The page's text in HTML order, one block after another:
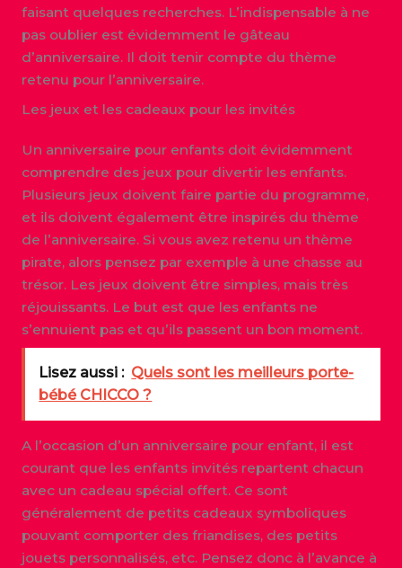
faisant quelques recherches. L’indispensable à ne
pas oublier est évidemment le gâteau
d’anniversaire. Il doit tenir compte du thème
retenu pour l’anniversaire.
Les jeux et les cadeaux pour les invités
Un anniversaire pour enfants doit évidemment
comprendre des jeux pour divertir les enfants.
Plusieurs jeux doivent faire partie du programme,
et ils doivent également être inspirés du thème
de l’anniversaire. Si vous avez retenu un thème
pirate, alors pensez par exemple à une chasse au
trésor. Les jeux doivent être simples, mais très
réjouissants. Le but est que les enfants ne
s’ennuient pas et qu’ils passent un bon moment.
Lisez aussi : Quels sont les meilleurs porte-
bébé CHICCO ?
A l’occasion d’un anniversaire pour enfant, il est
courant que les enfants invités repartent chacun
avec un cadeau spécial offert. Ce sont
généralement de petits cadeaux symboliques
pouvant comporter des friandises, des petits
jouets personnalisés, etc. Pensez donc à l’avance à